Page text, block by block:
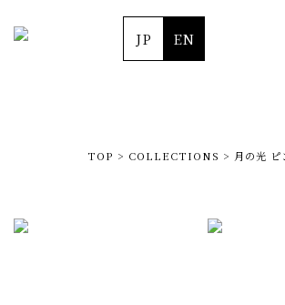
JP EN
TOP > COLLECTIONS > 月の光 ピ